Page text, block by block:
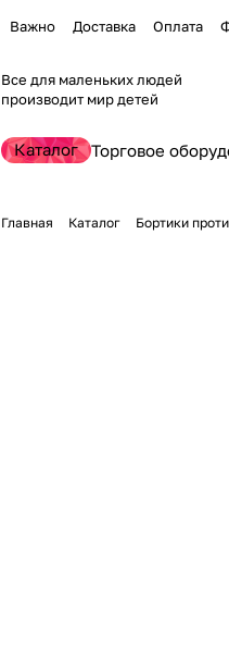
Важно Доставка Оплата
Все для маленьких людей
производит мир детей
Каталог Торговое
Главная Каталог Бортики